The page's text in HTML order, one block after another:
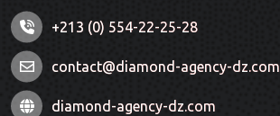
+213 (0) 554-22-25-28
contact@diamond-agency-dz.com
diamond-agency-dz.com